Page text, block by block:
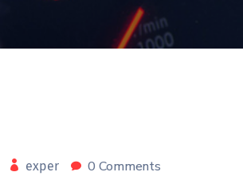
exper 0 Comments